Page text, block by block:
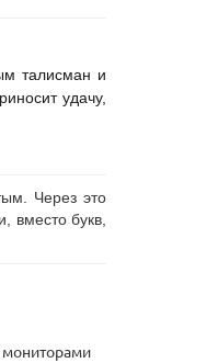
талисман и
удачу,
Через это
вместо букв,
мониторами